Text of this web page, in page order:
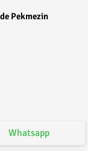
Pekmezin
Whatsapp